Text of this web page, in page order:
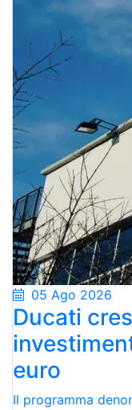
05 Ago 2026
Ducati
euro
Il programma